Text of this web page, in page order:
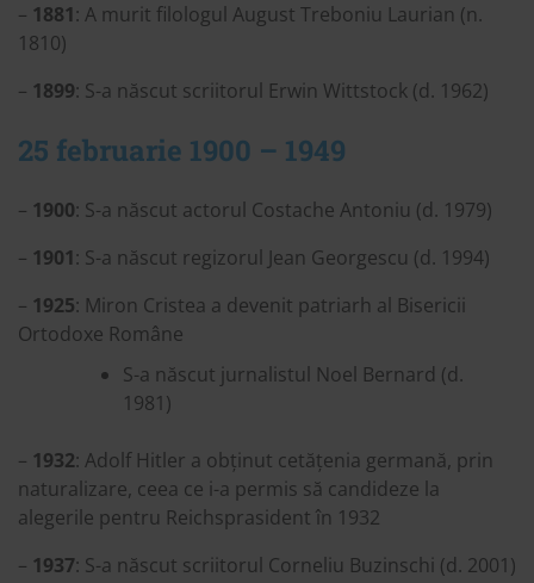
– 1881 : A murit filologul August Treboniu Laurian (n.
1810)
– 1899: S-a născut scriitorul Erwin Wittstock (d. 1962)
25 februarie 1900 – 1949
– 1900: S-a născut actorul Costache Antoniu (d. 1979)
– 1901 : S-a născut regizorul Jean Georgescu (d. 1994)
– 1925: Miron Cristea a devenit patriarh al Bisericii
Ortodoxe Române
S-a născut jurnalistul Noel Bernard (d.
1981)
– 1932: Adolf Hitler a obținut cetățenia germană, prin
naturalizare, ceea ce i-a permis să candideze la
alegerile pentru Reichsprasident în 1932
– 1937: S-a născut scriitorul Corneliu Buzinschi (d. 2001)